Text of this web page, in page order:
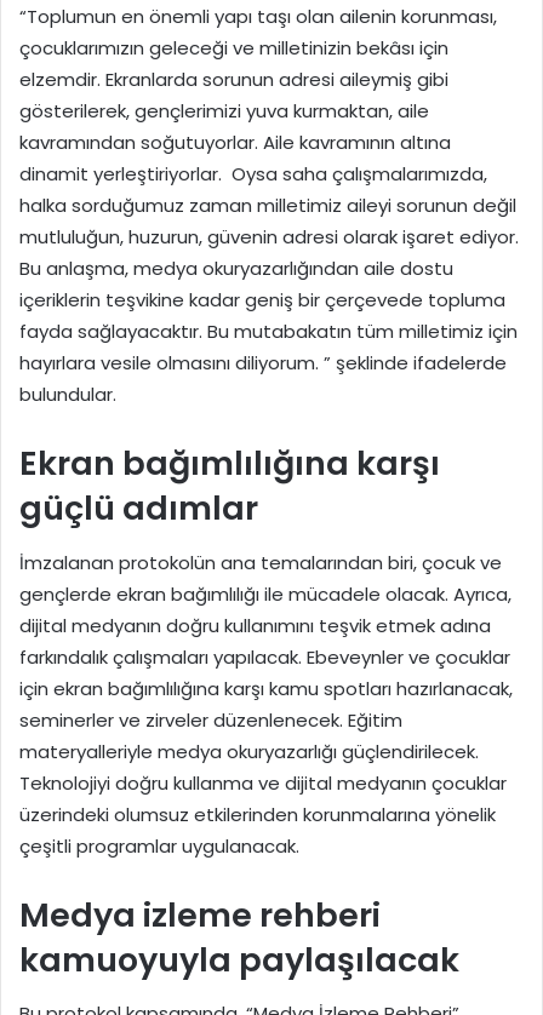
“Toplumun en önemli yapı taşı olan ailenin korunması,
çocuklarımızın geleceği ve milletinizin bekâsı için
elzemdir. Ekranlarda sorunun adresi aileymiş gibi
gösterilerek, gençlerimizi yuva kurmaktan, aile
kavramından soğutuyorlar. Aile kavramının altına
dinamit yerleştiriyorlar. Oysa saha çalışmalarımızda,
halka sorduğumuz zaman milletimiz aileyi sorunun değil
mutluluğun, huzurun, güvenin adresi olarak işaret ediyor.
Bu anlaşma, medya okuryazarlığından aile dostu
içeriklerin teşvikine kadar geniş bir çerçevede topluma
fayda sağlayacaktır. Bu mutabakatın tüm milletimiz için
hayırlara vesile olmasını diliyorum. ” şeklinde ifadelerde
bulundular.
Ekran bağımlılığına karşı
güçlü adımlar
İmzalanan protokolün ana temalarından biri, çocuk ve
gençlerde ekran bağımlılığı ile mücadele olacak. Ayrıca,
dijital medyanın doğru kullanımını teşvik etmek adına
farkındalık çalışmaları yapılacak. Ebeveynler ve çocuklar
için ekran bağımlılığına karşı kamu spotları hazırlanacak,
seminerler ve zirveler düzenlenecek. Eğitim
materyalleriyle medya okuryazarlığı güçlendirilecek.
Teknolojiyi doğru kullanma ve dijital medyanın çocuklar
üzerindeki olumsuz etkilerinden korunmalarına yönelik
çeşitli programlar uygulanacak.
Medya izleme rehberi
kamuoyuyla paylaşılacak